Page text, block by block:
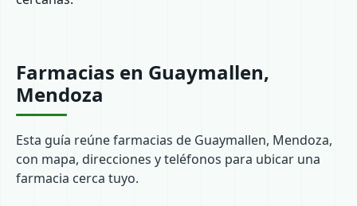
Farmacias en Guaymallen,
Mendoza
Esta guía reúne farmacias de Guaymallen, Mendoza,
con mapa, direcciones y teléfonos para ubicar una
farmacia cerca tuyo.